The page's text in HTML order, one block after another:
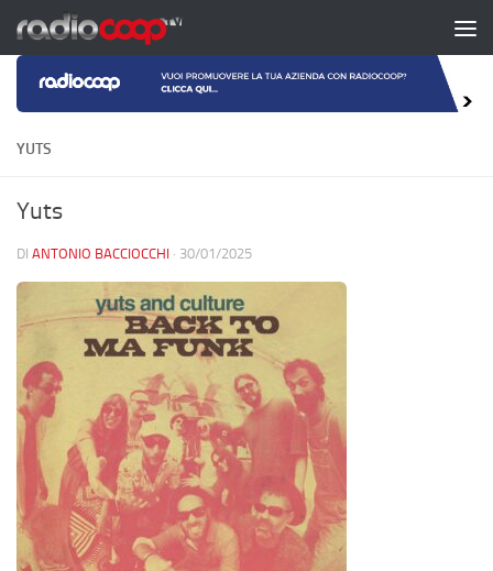
Salta al contenuto
YUTS
Yuts
DI ANTONIO BACCIOCCHI · 30/01/2025